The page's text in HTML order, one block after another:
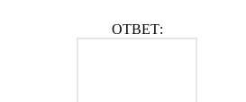
ОТВЕТ: